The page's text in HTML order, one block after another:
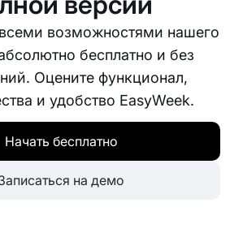
возможностями нашего
бесплатно и без
Оцените функционал,
и удобство EasyWeek.
Начать бесплатно
на демо